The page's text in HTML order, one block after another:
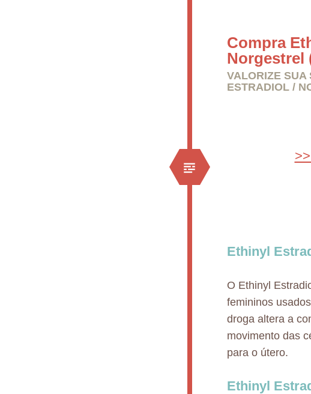
Compra
Norgestrel
VALORIZE SUA
ESTRADIOL /
Ethinyl
O Ethinyl
femininos
droga altera a
movimento das
para o útero.
Ethinyl